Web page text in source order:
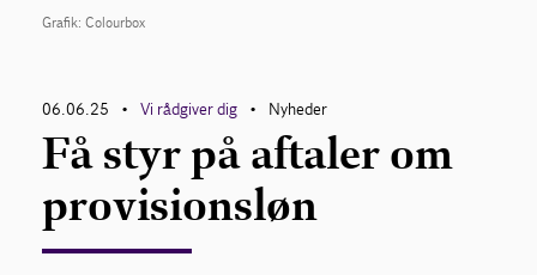
Grafik: Colourbox
06.06.25 • Vi rådgiver dig • Nyheder
Få styr på aftaler om
provisionsløn